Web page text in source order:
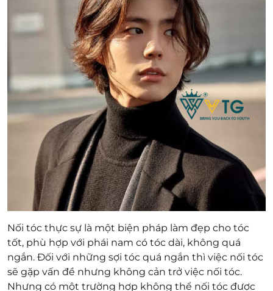
Nối tóc thực sự là một biện pháp làm đẹp cho tóc
tốt, phù hợp với phái nam có tóc dài, không quá
ngắn. Đối với những sợi tóc quá ngắn thì việc nối tóc
sẽ gặp vấn đề nhưng không cản trở việc nối tóc.
Nhưng có một trường hợp không thể nối tóc được